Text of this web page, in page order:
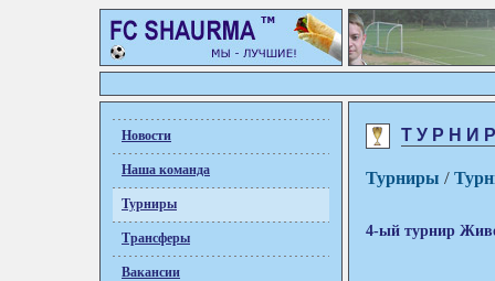
Новости
Наша команда
Турниры
Трансферы
Вакансии
Турниры /
4-ый турнир